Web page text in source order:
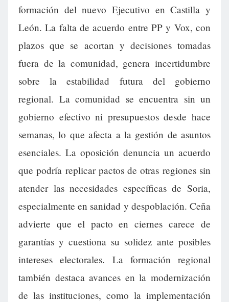
formación del nuevo Ejecutivo en Castilla y
León. La falta de acuerdo entre PP y Vox, con
plazos que se acortan y decisiones tomadas
fuera de la comunidad, genera incertidumbre
sobre la estabilidad futura del gobierno
regional. La comunidad se encuentra sin un
gobierno efectivo ni presupuestos desde hace
semanas, lo que afecta a la gestión de asuntos
esenciales. La oposición denuncia un acuerdo
que podría replicar pactos de otras regiones sin
atender las necesidades específicas de Soria,
especialmente en sanidad y despoblación. Ceña
advierte que el pacto en ciernes carece de
garantías y cuestiona su solidez ante posibles
intereses electorales. La formación regional
también destaca avances en la modernización
de las instituciones, como la implementación